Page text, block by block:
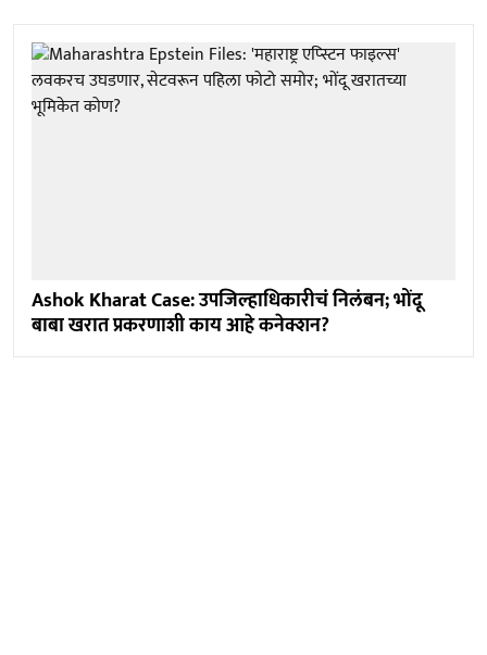
Ashok Kharat Case: उपजिल्हाधिकारीचं निलंबन; भोंदू
बाबा खरात प्रकरणाशी काय आहे कनेक्शन?